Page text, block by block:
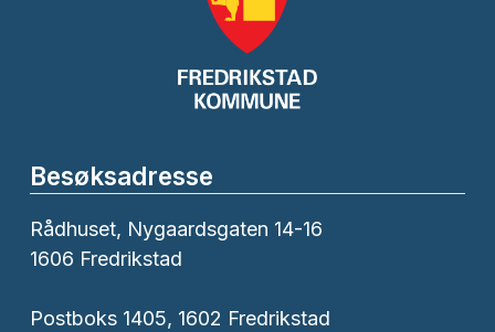
Besøksadresse
Rådhuset, Nygaardsgaten 14-16
1606 Fredrikstad
Postboks 1405, 1602 Fredrikstad